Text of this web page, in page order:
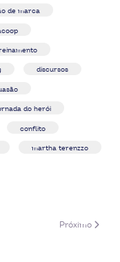
de marca
discursos
do herói
conflito
martha terenzzo
(novembro de
Próximo
Próximo